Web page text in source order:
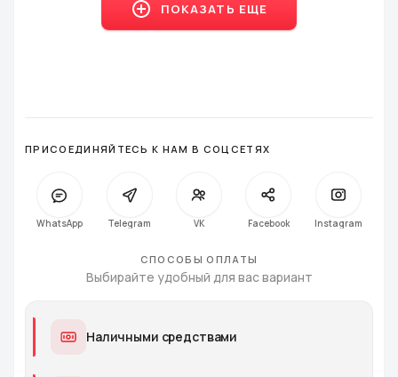
ПОКАЗАТЬ ЕЩЕ
ПРИСОЕДИНЯЙТЕСЬ К НАМ В СОЦСЕТЯХ
СПОСОБЫ ОПЛАТЫ
Выбирайте удобный для вас вариант
Наличными средствами